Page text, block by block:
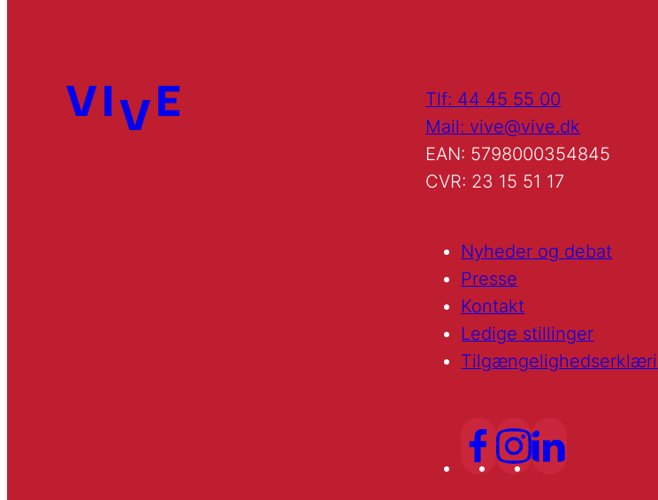
Tlf: 44 45 55 00
Mail: vive@vive.dk
EAN: 5798000354845
CVR: 23 15 51 17
Nyheder og debat
Presse
Kontakt
Ledige stillinger